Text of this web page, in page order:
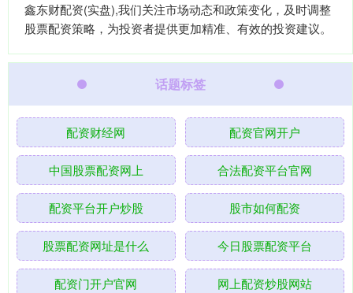
鑫东财配资(实盘),我们关注市场动态和政策变化，及时调整
股票配资策略，为投资者提供更加精准、有效的投资建议。
话题标签
配资财经网 配资官网开户
中国股票配资网上 合法配资平台官网
配资平台开户炒股 股市如何配资
股票配资网址是什么 今日股票配资平台
配资门开户官网 网上配资炒股网站